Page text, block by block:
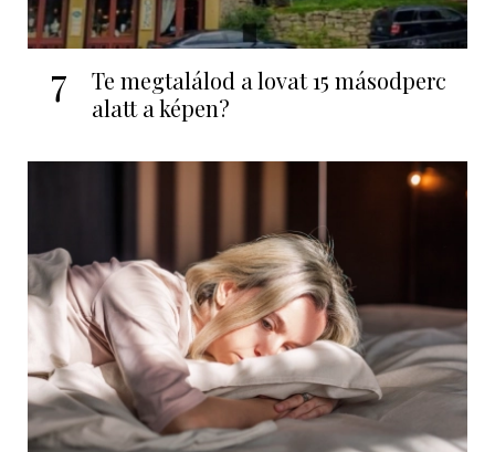
7
Te megtalálod a lovat 15 másodperc
alatt a képen?